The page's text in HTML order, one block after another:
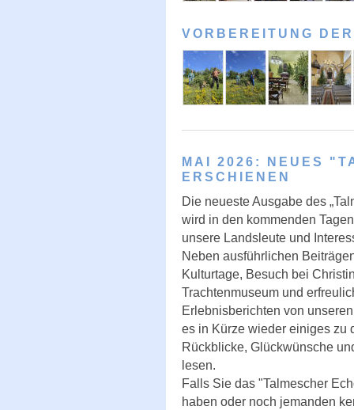
VORBEREITUNG
MAI 2026: NEUES
ERSCHIENEN
Die neueste Ausgabe des
wird in den kommenden
unsere Landsleute und
Neben ausführlichen
Kulturtage, Besuch bei
Trachtenmuseum und
Erlebnisberichten von
es in Kürze wieder einiges zu
Rückblicke, Glückwünsche
lesen.
Falls Sie das "Talmescher
haben oder noch jemanden